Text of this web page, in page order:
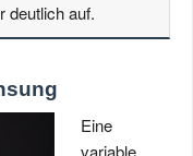
deutlich auf.
Eine
variable